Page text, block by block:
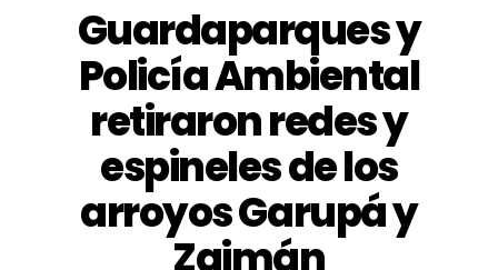
Guardaparques y
Policía Ambiental
retiraron redes y
espineles de los
arroyos Garupá y
Zaimán